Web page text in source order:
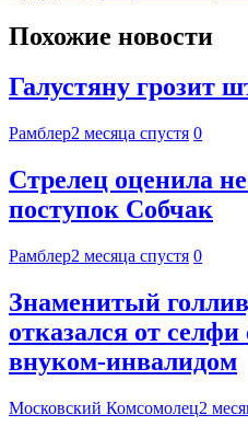
Похожие новости
Галустяну грозит
Рамблер2 месяца спустя 0
Стрелец оценила
поступок Собчак
Рамблер2 месяца спустя 0
Знаменитый
отказался от
внуком-инвалидом
Московский Комсомолец2